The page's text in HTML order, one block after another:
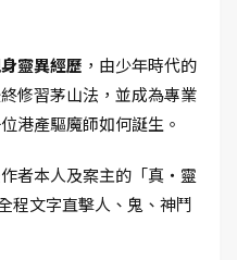
靈異經歷 ，由少年時代的
修習茅山法，並成為專業
港產驅魔師如何誕生。
者本人及案主的「真‧靈
程文字直擊人、鬼、神鬥